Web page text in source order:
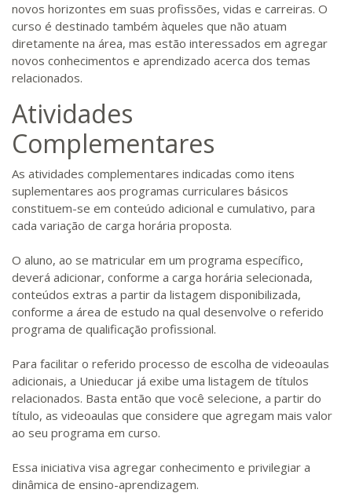
novos horizontes em suas profissões, vidas e carreiras. O
curso é destinado também àqueles que não atuam
diretamente na área, mas estão interessados em agregar
novos conhecimentos e aprendizado acerca dos temas
relacionados.
Atividades
Complementares
As atividades complementares indicadas como itens
suplementares aos programas curriculares básicos
constituem-se em conteúdo adicional e cumulativo, para
cada variação de carga horária proposta.
O aluno, ao se matricular em um programa específico,
deverá adicionar, conforme a carga horária selecionada,
conteúdos extras a partir da listagem disponibilizada,
conforme a área de estudo na qual desenvolve o referido
programa de qualificação profissional.
Para facilitar o referido processo de escolha de videoaulas
adicionais, a Unieducar já exibe uma listagem de títulos
relacionados. Basta então que você selecione, a partir do
título, as videoaulas que considere que agregam mais valor
ao seu programa em curso.
Essa iniciativa visa agregar conhecimento e privilegiar a
dinâmica de ensino-aprendizagem.